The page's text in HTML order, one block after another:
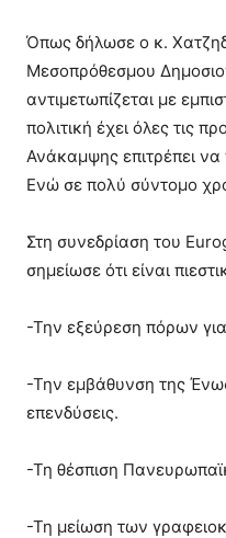
Όπως δήλωσε ο κ.
Μεσοπρόθεσμου
αντιμετωπίζεται με
πολιτική έχει όλες τις
Ανάκαμψης επιτρέπει να
Ενώ σε πολύ σύντομο
Στη συνεδρίαση του
σημείωσε ότι είναι
-Την εξεύρεση πόρων
-Την εμβάθυνση της
επενδύσεις.
-Τη θέσπιση
-Τη μείωση των